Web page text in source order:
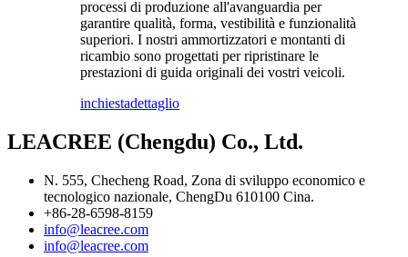
processi di produzione all'avanguardia per
garantire qualità, forma, vestibilità e funzionalità
superiori. I nostri ammortizzatori e montanti di
ricambio sono progettati per ripristinare le
prestazioni di guida originali dei vostri veicoli.
inchiestadettaglio
LEACREE (Chengdu) Co., Ltd.
N. 555, Checheng Road, Zona di sviluppo economico e
tecnologico nazionale, ChengDu 610100 Cina.
+86-28-6598-8159
info@leacree.com
info@leacree.com